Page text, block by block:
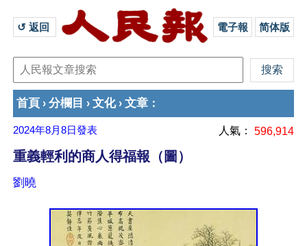
↺ 返回 電子報 简体版
首頁 › 分欄目 › 文化› 文章 ：
2024年8月8日發表 人氣： 596,914
重義輕利的商人得福報（圖）
劉曉